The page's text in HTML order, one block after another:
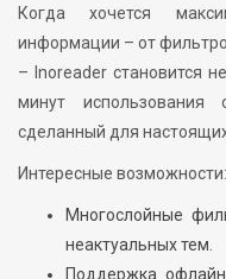
Когда хочется
информации – от
– Inoreader становится
минут
сделанный для
Интересные возможности:
Многослойные
неактуальных тем.
Поддержка